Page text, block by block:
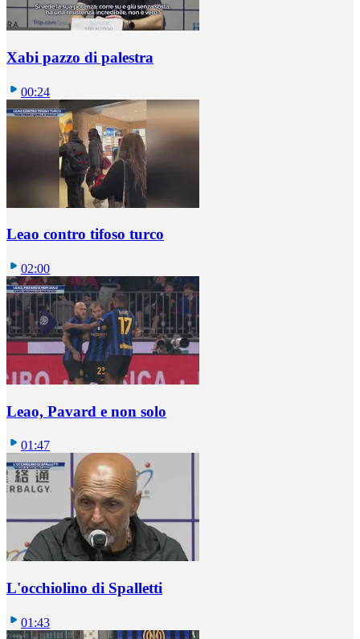
Xabi pazzo di palestra
00:24
Leao contro tifoso turco
02:00
Leao, Pavard e non solo
01:47
L'occhiolino di Spalletti
01:43